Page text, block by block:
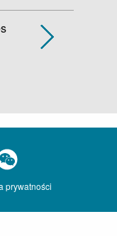
prywatności